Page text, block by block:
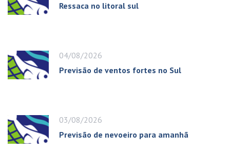
Ressaca no litoral sul
04/08/2026
Previsão de ventos fortes no Sul
03/08/2026
Previsão de nevoeiro para amanhã